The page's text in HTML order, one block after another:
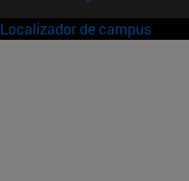
Localizador de campus